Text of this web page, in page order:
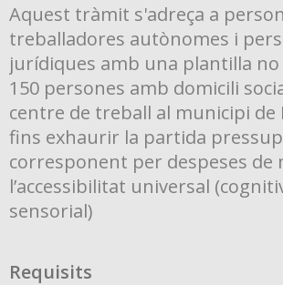
Aquest tràmit s'adreça a
treballadores autònomes i
jurídiques amb una plantilla
150 persones amb domicili
centre de treball al municipi
fins exhaurir la partida
corresponent per despeses de
l’accessibilitat universal
sensorial)
Requisits